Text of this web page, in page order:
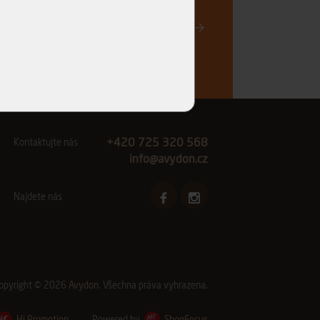
Kontaktujte nás
+420 725 320 568
info@avydon.cz
Najdete nás
© 2026 Avydon. Všechna práva vyhrazena.